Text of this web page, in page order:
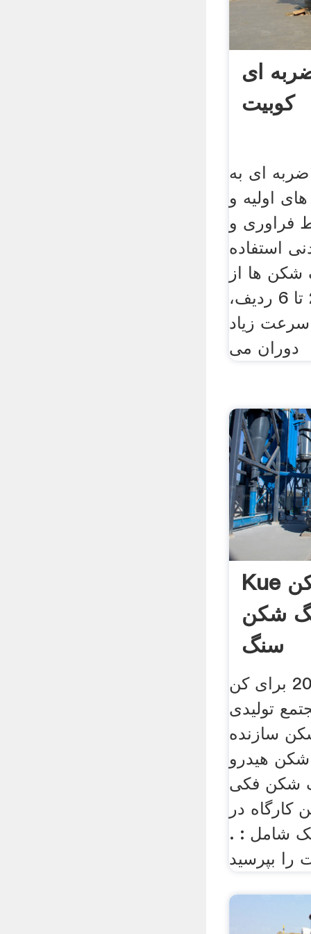
ای
کوبیت
ای به
اولیه و
فراوری و
استفاده
ها از
یک روتور که دارای 2 تا 6 ردیف،
زیاد
دوران می
Kue کن سنگ شکن
شکن
سنگ
صفحه فک 30 × 20 برای کن
تولیدی
سازنده
هیدرو
شکن فکی
کارگاه در
شامل : .
را بپرسید